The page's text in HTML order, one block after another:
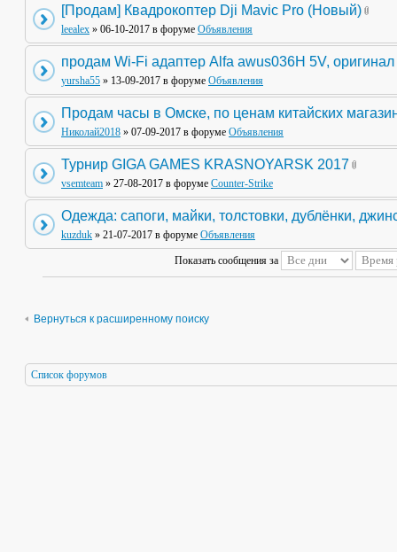
[Продам] Квадрокоптер Dji Mavic Pro (Новый)
leealex » 06-10-2017 в форуме Объявления
продам Wi-Fi адаптер Alfa awus036H 5V, оригинал
yursha55 » 13-09-2017 в форуме Объявления
Продам часы в Омске, по ценам китайских
Николай2018 » 07-09-2017 в форуме Объявления
Турнир GIGA GAMES KRASNOYARSK 2017
vsemteam » 27-08-2017 в форуме Counter-Strike
Одежда: сапоги, майки, толстовки, дублёнки,
kuzduk » 21-07-2017 в форуме Объявления
Показать сообщения за
Вернуться к расширенному поиску
Список форумов